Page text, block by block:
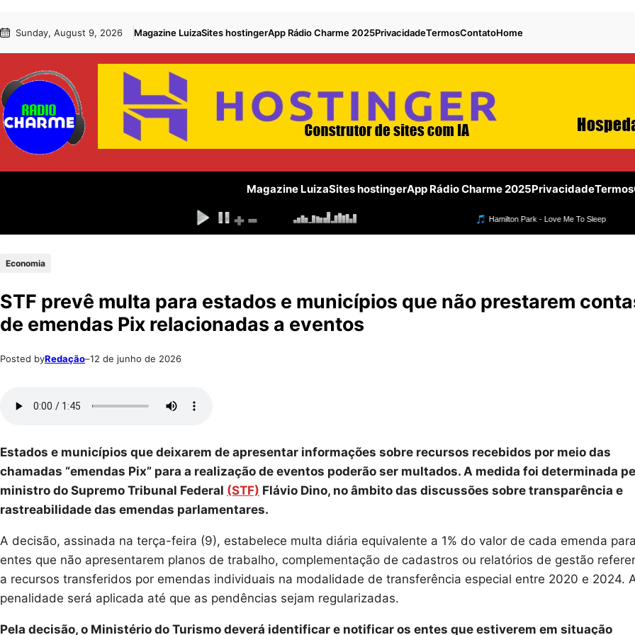
para
conteúdo
to Sunday, August 9, 2026 Magazine LuizaSites hostingerApp Rádio Charme 2025PrivacidadeTermosContatoHome
Magazine LuizaSites hostingerApp Rádio Charme 2025PrivacidadeTermos
Economia
STF prevê multa para estados e municípios que não prestarem
de emendas Pix relacionadas a eventos
Posted byRedação–12 de junho de 2026
Estados e municípios que deixarem de apresentar informações sobre recursos recebidos por meio das
chamadas “emendas Pix” para a realização de eventos poderão ser multados. A medida foi determinada
ministro do Supremo Tribunal Federal (STF) Flávio Dino, no âmbito das discussões sobre transparência e
rastreabilidade das emendas parlamentares.
A decisão, assinada na terça-feira (9), estabelece multa diária equivalente a 1% do valor de cada emenda
entes que não apresentarem planos de trabalho, complementação de cadastros ou relatórios de gestão
a recursos transferidos por emendas individuais na modalidade de transferência especial entre 2020 e 2024.
penalidade será aplicada até que as pendências sejam regularizadas.
Pela decisão, o Ministério do Turismo deverá identificar e notificar os entes que estiverem em situação